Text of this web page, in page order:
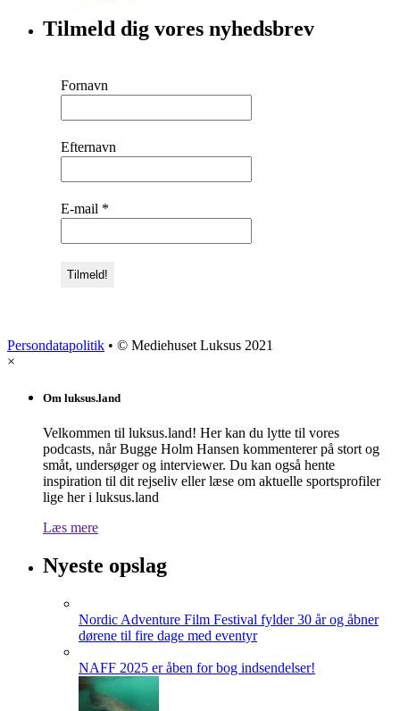
Tilmeld dig vores nyhedsbrev
Fornavn
Efternavn
E-mail *
Persondatapolitik • © Mediehuset Luksus 2021
×
Om luksus.land
Velkommen til luksus.land! Her kan du lytte til vores
podcasts, når Bugge Holm Hansen kommenterer på stort og
småt, undersøger og interviewer. Du kan også hente
inspiration til dit rejseliv eller læse om aktuelle sportsprofiler
lige her i luksus.land
Læs mere
Nyeste opslag
Nordic Adventure Film Festival fylder 30 år og åbner
dørene til fire dage med eventyr
NAFF 2025 er åben for bog indsendelser!